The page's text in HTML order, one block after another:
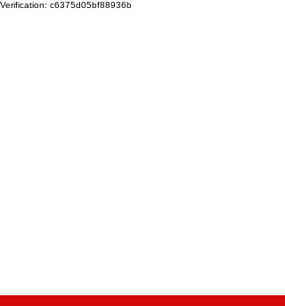
Verification: c6375d05bf88936b